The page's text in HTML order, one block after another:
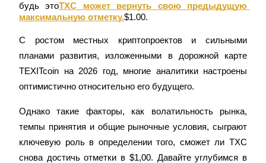
Фьючерсы на COIN-M
Криптовалютные фьючерсы
TradFi
Деривативы на акции, форекс, драгоценные металлы и
сырьевые товары
будь этоTXC может вернуть свою предыдущую
максимальную отметку.$1.00.
С ростом местных криптопроектов и сильными
планами развития, изложенными в дорожной карте
TEXITcoin на 2026 год, многие аналитики настроены
оптимистично относительно его будущего.
Однако такие факторы, как волатильность рынка,
темпы принятия и общие рыночные условия, сыграют
ключевую роль в определении того, сможет ли TXC
снова достичь отметки в $1,00. Давайте углубимся в